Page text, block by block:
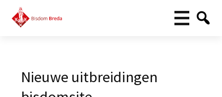
Nieuwe uitbreidingen